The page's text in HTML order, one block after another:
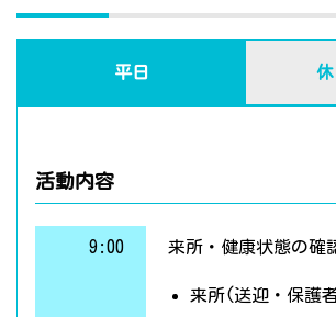
平日 休
活動内容
9:00 来所・健康状態の確
来所(送迎・保護